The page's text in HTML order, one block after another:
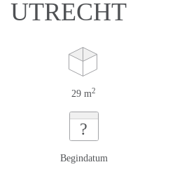
UTRECHT
29 m2
?
Begindatum